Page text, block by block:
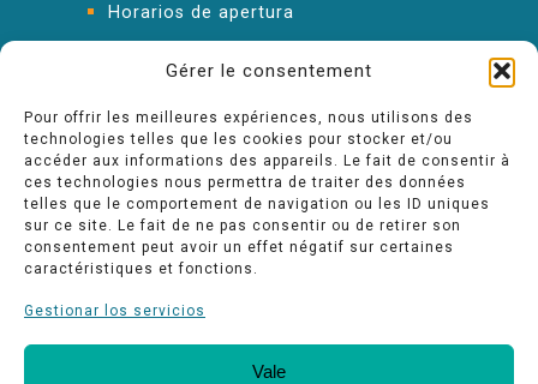
Gérer le consentement
Pour offrir les meilleures expériences, nous utilisons des
technologies telles que les cookies pour stocker et/ou
accéder aux informations des appareils. Le fait de consentir à
ces technologies nous permettra de traiter des données
telles que le comportement de navigation ou les ID uniques
sur ce site. Le fait de ne pas consentir ou de retirer son
consentement peut avoir un effet négatif sur certaines
caractéristiques et fonctions.
Gestionar los servicios
Vale
Horarios de apertura
Oficina de Turismo